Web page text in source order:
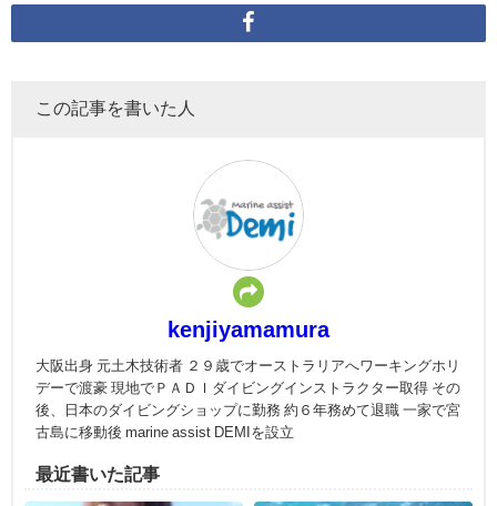
この記事を書いた人
kenjiyamamura
大阪出身 元土木技術者 ２９歳でオーストラリアへワーキングホリ
デーで渡豪 現地でＰＡＤＩダイビングインストラクター取得 その
後、日本のダイビングショップに勤務 約６年務めて退職 一家で宮
古島に移動後 marine assist DEMIを設立
最近書いた記事